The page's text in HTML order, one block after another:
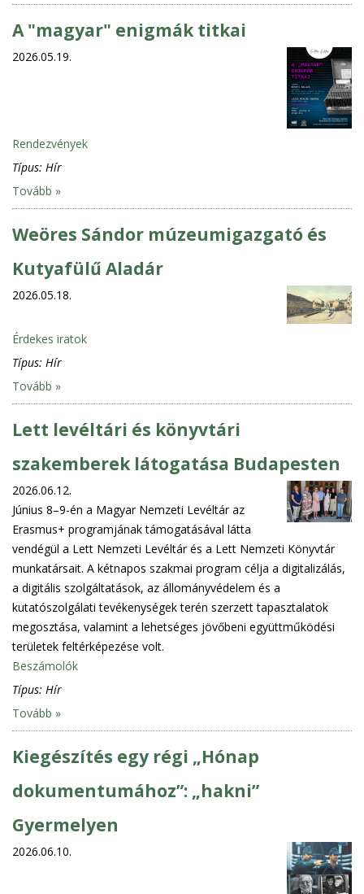
A "magyar" enigmák titkai
2026.05.19.
Rendezvények
Típus: Hír
Tovább »
Weöres Sándor múzeumigazgató és
Kutyafülű Aladár
2026.05.18.
Érdekes iratok
Típus: Hír
Tovább »
Lett levéltári és könyvtári
szakemberek látogatása Budapesten
2026.06.12.
Június 8–9-én a Magyar Nemzeti Levéltár az
Erasmus+ programjának támogatásával látta
vendégül a Lett Nemzeti Levéltár és a Lett Nemzeti Könyvtár
munkatársait. A kétnapos szakmai program célja a digitalizálás,
a digitális szolgáltatások, az állományvédelem és a
kutatószolgálati tevékenységek terén szerzett tapasztalatok
megosztása, valamint a lehetséges jövőbeni együttműködési
területek feltérképezése volt.
Beszámolók
Típus: Hír
Tovább »
Kiegészítés egy régi „Hónap
dokumentumához”: „hakni”
Gyermelyen
2026.06.10.